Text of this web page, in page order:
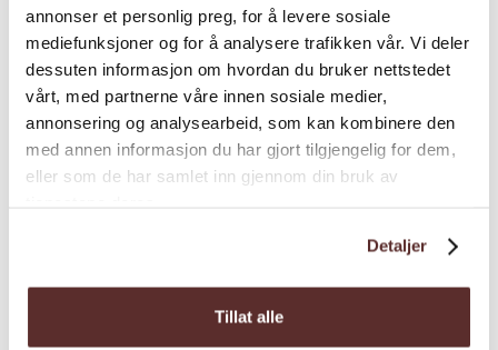
annonser et personlig preg, for å levere sosiale
mediefunksjoner og for å analysere trafikken vår. Vi deler
dessuten informasjon om hvordan du bruker nettstedet
vårt, med partnerne våre innen sosiale medier,
annonsering og analysearbeid, som kan kombinere den
med annen informasjon du har gjort tilgjengelig for dem,
eller som de har samlet inn gjennom din bruk av
Detaljer
Tillat alle
Buss:
Skyss buss 990 går mellom Kinsarvik og Bu,
rutetider finn du på skyss.no eller skyss sin
app.
Skyss buss 991 går mellom Bu og Eidfjord/
Eidfjord tel (+47) 91 79 70 51
Kart